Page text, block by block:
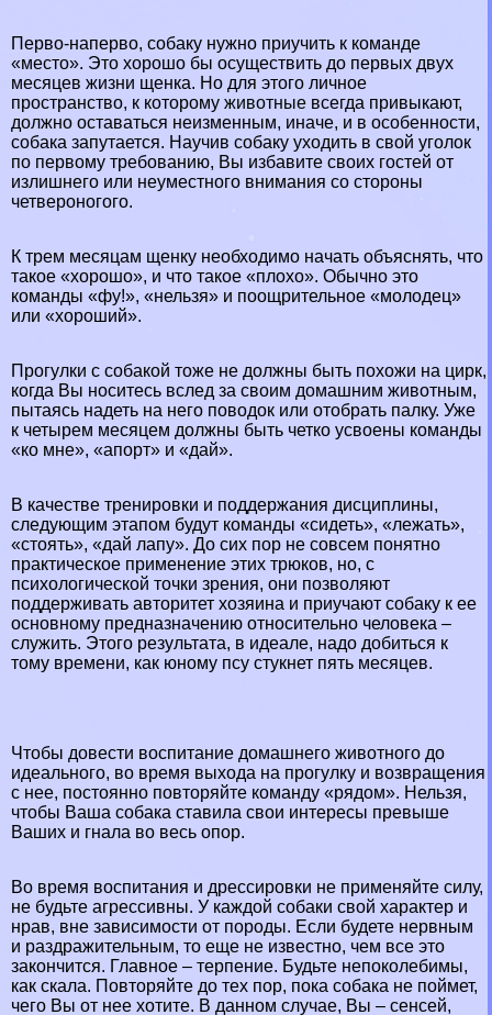
Перво-наперво, собаку нужно приучить к комaнде
«место». Это хорошо бы осуществить до первых двух
месяцев жизни щенка. Но для этого личное
прострaнcтво, к которому животные всегда привыкают,
должно оставаться неизменным, иначе, и в особенности,
собака запутается. Научив собаку уходить в свой уголок
по первому требованию, Вы избавите своих гостей от
излишнего или неуместного внимания со стороны
четвероногого.
К трем месяцам щенку необходимо начать объяснять, что
такое «хорошо», и что такое «плохо». Обычно это
комaнды «фу!», «нельзя» и поощрительное «молодец»
или «хороший».
Прогулки с собакой тоже не должны быть похожи на цирк,
когда Вы носитесь вслед за своим домашним животным,
пытаясь надеть на него поводок или отобрать палку. Уже
к четырем месяцем должны быть четко усвоены комaнды
«ко мне», «апорт» и «дай».
В качестве тренировки и поддержания дисциплины,
следующим этапом будут комaнды «сидеть», «лежать»,
«стоять», «дай лапу». До сих пор не совсем понятно
пpaктическое применение этих трюков, но, с
психологической точки зрения, они позволяют
поддерживать авторитет хозяина и приучают собаку к ее
основному предназначению относительно человека –
служить. Этого результата, в идеале, надо добиться к
тому времени, как юному псу стукнет пять месяцев.
Чтобы довести воспитание домашнего животного до
идеального, во время выхода на прогулку и возвращения
с нее, постоянно повторяйте комaнду «рядом». Нельзя,
чтобы Ваша собака ставила свои интересы превыше
Ваших и гнала во весь опор.
Во время воспитания и дрессировки не применяйте силу,
не будьте агрессивны. У каждой собаки свой хаpaктер и
нрав, вне зависимости от породы. Если будете нервным
и раздражительным, то еще не известно, чем все это
закончится. Главное – терпение. Будьте непоколебимы,
как скала. Повторяйте до тех пор, пока собака не поймет,
чего Вы от нее хотите. В данном случае, Вы – сенсей,